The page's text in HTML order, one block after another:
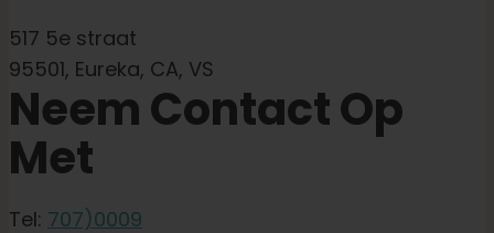
Autoflower zaden
Triploïde zaden
517 5e straat
95501, Eureka, CA, VS
Neem Contact Op
Met
Tel: 707)0009